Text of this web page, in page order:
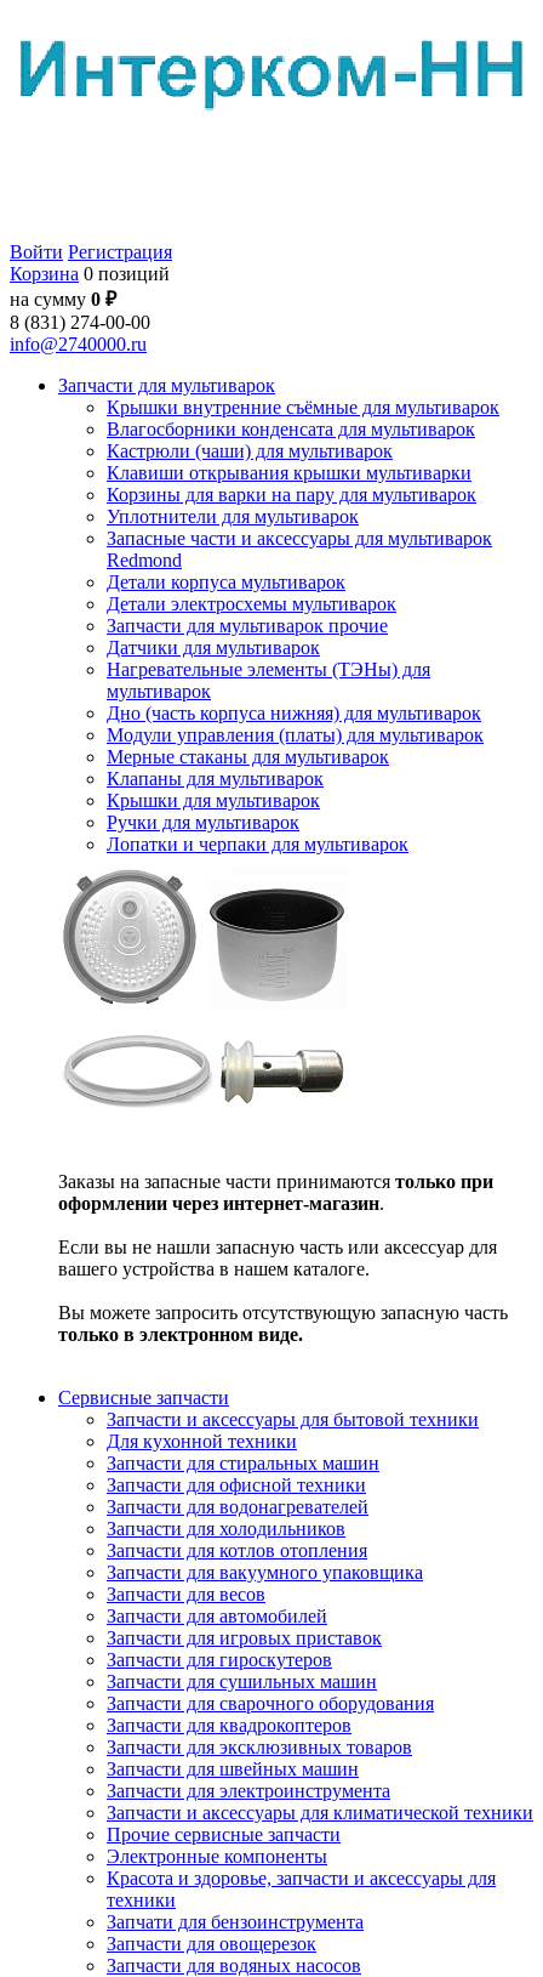
Войти Регистрация
Корзина 0 позиций
на сумму 0 ₽
8 (831) 274-00-00
info@2740000.ru
Запчасти для мультиварок
Крышки внутренние съёмные для мультиварок
Влагосборники конденсата для мультиварок
Кастрюли (чаши) для мультиварок
Клавиши открывания крышки мультиварки
Корзины для варки на пару для мультиварок
Уплотнители для мультиварок
Запасные части и аксессуары для мультиварок
Redmond
Детали корпуса мультиварок
Детали электросхемы мультиварок
Запчасти для мультиварок прочие
Датчики для мультиварок
Нагревательные элементы (ТЭНы) для
мультиварок
Дно (часть корпуса нижняя) для мультиварок
Модули управления (платы) для мультиварок
Мерные стаканы для мультиварок
Клапаны для мультиварок
Крышки для мультиварок
Ручки для мультиварок
Лопатки и черпаки для мультиварок
Заказы на запасные части принимаются только при
оформлении через интернет-магазин.
Если вы не нашли запасную часть или аксессуар для
вашего устройства в нашем каталоге.
Вы можете запросить отсутствующую запасную часть
только в электронном виде.
Сервисные запчасти
Запчасти и аксессуары для бытовой техники
Для кухонной техники
Запчасти для стиральных машин
Запчасти для офисной техники
Запчасти для водонагревателей
Запчасти для холодильников
Запчасти для котлов отопления
Запчасти для вакуумного упаковщика
Запчасти для весов
Запчасти для автомобилей
Запчасти для игровых приставок
Запчасти для гироскутеров
Запчасти для сушильных машин
Запчасти для сварочного оборудования
Запчасти для квадрокоптеров
Запчасти для эксклюзивных товаров
Запчасти для швейных машин
Запчасти для электроинструмента
Запчасти и аксессуары для климатической техники
Прочие сервисные запчасти
Электронные компоненты
Красота и здоровье, запчасти и аксессуары для
техники
Запчати для бензоинструмента
Запчасти для овощерезок
Запчасти для водяных насосов